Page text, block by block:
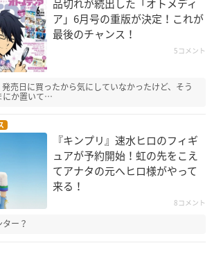
品切れが続出した「オトメディ
ア」6月号の重版が決定！これが
最後のチャンス！
5コメント
売日に買ったから気にしていなかったけど、そう
にか置いて…
『キンプリ』速水ヒロのフィギ
ュアが予約開始！虹の先をこえ
てアナタの元へヒロ様がやって
来る！
8コメント
ー？